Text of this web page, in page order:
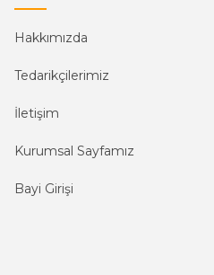
Hakkımızda
Tedarikçilerimiz
İletişim
Kurumsal Sayfamız
Bayi Girişi